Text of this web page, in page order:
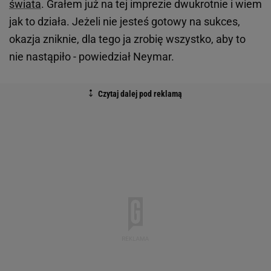
świata. Grałem już na tej imprezie dwukrotnie i wiem
jak to działa. Jeżeli nie jesteś gotowy na sukces,
okazja zniknie, dla tego ja zrobię wszystko, aby to
nie nastąpiło - powiedział Neymar.